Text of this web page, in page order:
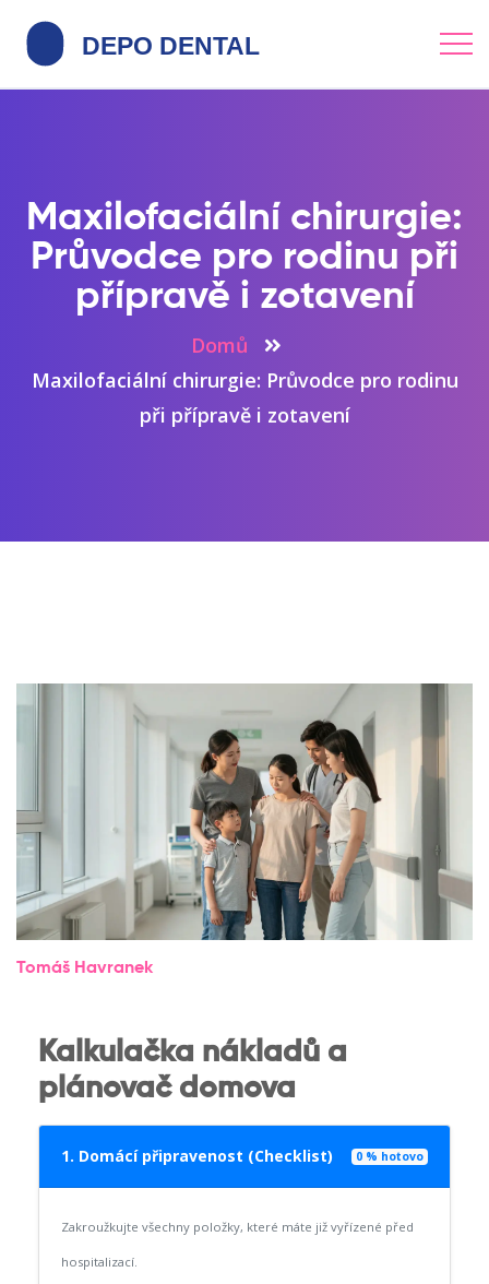
Maxilofaciální chirurgie:
Průvodce pro rodinu při
přípravě i zotavení
Domů
Maxilofaciální chirurgie: Průvodce pro rodinu
při přípravě i zotavení
Tomáš Havranek
Kalkulačka nákladů a
plánovač domova
1. Domácí připravenost (Checklist) 0 % hotovo
Zakroužkujte všechny položky, které máte již vyřízené před
hospitalizací.